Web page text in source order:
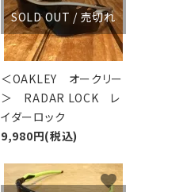
SOLD OUT / 売切れ
＜OAKLEY オークリー
＞ RADAR LOCK レ
イダーロック
9,980円(税込)
favorite